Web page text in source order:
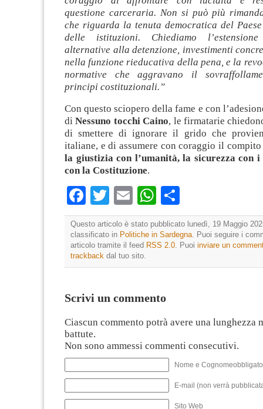
questione carceraria. Non si può più
che riguarda la tenuta democratica del
delle istituzioni. Chiediamo
alternative alla detenzione, investimenti
nella funzione rieducativa della pena, e la
normative che aggravano il
principi costituzionali.”
Con questo sciopero della fame e con
diNessuno tocchi Caino, le firmatarie
di smettere di ignorare il grido che
italiane, e di assumere con coraggio il
la giustizia con l’umanità, la sicurezza con
con la Costituzione.
Facebook
Twitter
EmailWhatsApp
Questo articolo è stato pubblicato lunedì, 19 Maggio
classificato in Politiche in Sardegna . Puoi seguire i
articolo tramite il feed RSS 2.0 . Puoi inviare un
trackback dal tuo sito.
Scrivi un commento
Ciascun commento potrà avere una lunghezza
battute.
Non sono ammessi commenti consecutivi.
Nome e
E-mail (non verrà
Sito Web